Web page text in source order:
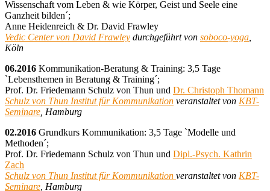
Wissenschaft vom Leben & wie Körper, Geist und Seele eine
Ganzheit bilden´;
Anne Heidenreich & Dr. David Frawley
Vedic Center von David Frawley durchgeführt von soboco-yoga,
Köln
06.2016 Kommunikation-Beratung & Training: 3,5 Tage
`Lebensthemen in Beratung & Training´;
Prof. Dr. Friedemann Schulz von Thun und Dr. Christoph Thomann
Schulz von Thun Institut für Kommunikation veranstaltet von KBT-
Seminare, Hamburg
02.2016 Grundkurs Kommunikation: 3,5 Tage `Modelle und
Methoden´;
Prof. Dr. Friedemann Schulz von Thun und Dipl.-Psych. Kathrin
Zach
Schulz von Thun Institut für Kommunikation veranstaltet von KBT-
Seminare, Hamburg